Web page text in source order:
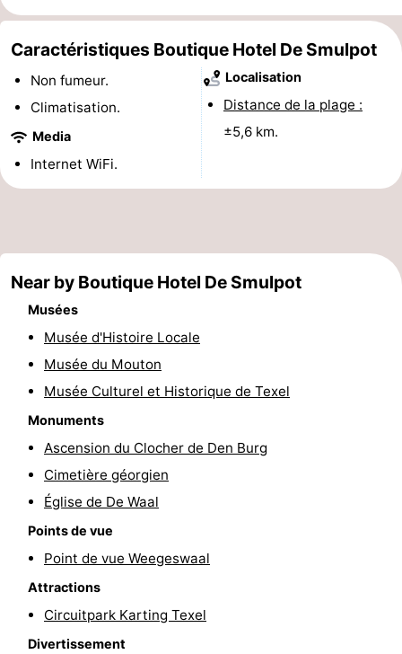
points
vue
la
Appartements
Bosch
en
Zee
-
De
Vlijt
-
Hoeve
-
Zeezicht
Strandplevier
Campings
Chambre
d'hôtes
Chaumières
Eibernest
Hoogelandt
Beach
Park
Buytenveldt
Caractéristiques Boutique Hotel De Smulpot
Non fumeur.
Climatisation.
Media
Internet WiFi.
Localisation
Distance de la plage :
±5,6 km.
Near by Boutique Hotel De Smulpot
Musées
Musée d'Histoire Locale
Musée du Mouton
Musée Culturel et Historique de Texel
Monuments
Ascension du Clocher de Den Burg
Cimetière géorgien
Église de De Waal
Points de vue
Point de vue Weegeswaal
Attractions
Circuitpark Karting Texel
Divertissement